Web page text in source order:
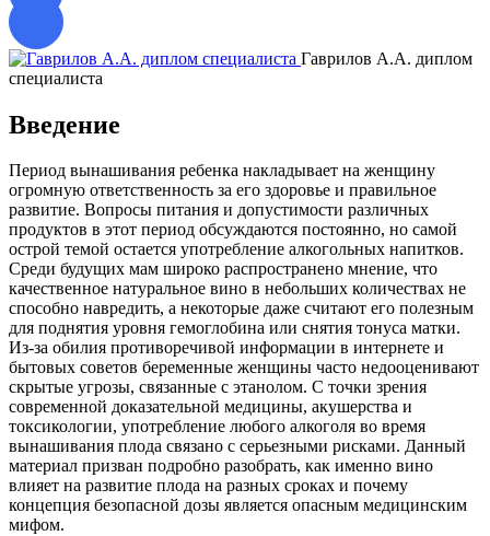
Гаврилов А.А. диплом
специалиста
Введение
Период вынашивания ребенка накладывает на женщину
огромную ответственность за его здоровье и правильное
развитие. Вопросы питания и допустимости различных
продуктов в этот период обсуждаются постоянно, но самой
острой темой остается употребление алкогольных напитков.
Среди будущих мам широко распространено мнение, что
качественное натуральное вино в небольших количествах не
способно навредить, а некоторые даже считают его полезным
для поднятия уровня гемоглобина или снятия тонуса матки.
Из-за обилия противоречивой информации в интернете и
бытовых советов беременные женщины часто недооценивают
скрытые угрозы, связанные с этанолом. С точки зрения
современной доказательной медицины, акушерства и
токсикологии, употребление любого алкоголя во время
вынашивания плода связано с серьезными рисками. Данный
материал призван подробно разобрать, как именно вино
влияет на развитие плода на разных сроках и почему
концепция безопасной дозы является опасным медицинским
мифом.